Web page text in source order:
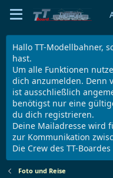
Hallo TT-Modellbahner,
hast.
Um alle Funktionen
dich anzumelden. Denn
ist ausschließlich
benötigst nur eine
du dich registrieren.
Deine Mailadresse wird
zur Kommunikation
Die Crew des TT-Boardes
Foto und Reise